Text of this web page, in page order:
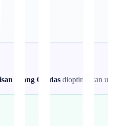
Ulang Cerdas dioptimalkan